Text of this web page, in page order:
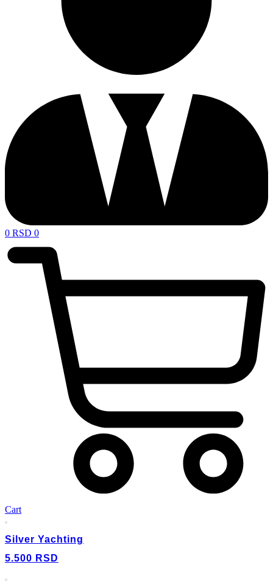
0 RSD 0
Cart
Silver Yachting
5.500 RSD